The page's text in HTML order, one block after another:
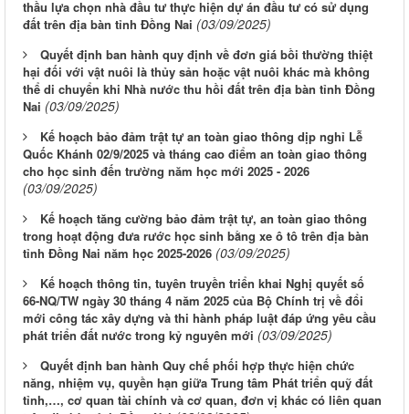
thầu lựa chọn nhà đầu tư thực hiện dự án đầu tư có sử dụng
đất trên địa bàn tỉnh Đồng Nai (03/09/2025)
Quyết định ban hành quy định về đơn giá bồi thường thiệt
hại đối với vật nuôi là thủy sản hoặc vật nuôi khác mà không
thể di chuyển khi Nhà nước thu hồi đất trên địa bàn tỉnh Đồng
Nai (03/09/2025)
Kế hoạch bảo đảm trật tự an toàn giao thông dịp nghỉ Lễ
Quốc Khánh 02/9/2025 và tháng cao điểm an toàn giao thông
cho học sinh đến trường năm học mới 2025 - 2026
(03/09/2025)
Kế hoạch tăng cường bảo đảm trật tự, an toàn giao thông
trong hoạt động đưa rước học sinh bằng xe ô tô trên địa bàn
tỉnh Đồng Nai năm học 2025-2026 (03/09/2025)
Kế hoạch thông tin, tuyên truyền triển khai Nghị quyết số
66-NQ/TW ngày 30 tháng 4 năm 2025 của Bộ Chính trị về đổi
mới công tác xây dựng và thi hành pháp luật đáp ứng yêu cầu
phát triển đất nước trong kỷ nguyên mới (03/09/2025)
Quyết định ban hành Quy chế phối hợp thực hiện chức
năng, nhiệm vụ, quyền hạn giữa Trung tâm Phát triển quỹ đất
tỉnh,…, cơ quan tài chính và cơ quan, đơn vị khác có liên quan